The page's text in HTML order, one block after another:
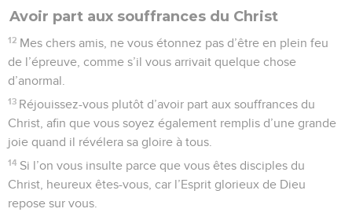
Avoir part aux souffrances du Christ
12 Mes chers amis, ne vous étonnez pas d’être en plein feu
de l’épreuve, comme s’il vous arrivait quelque chose
d’anormal.
13 Réjouissez-vous plutôt d’avoir part aux souffrances du
Christ, afin que vous soyez également remplis d’une grande
joie quand il révélera sa gloire à tous.
14 Si l’on vous insulte parce que vous êtes disciples du
Christ, heureux êtes-vous, car l’Esprit glorieux de Dieu
repose sur vous.